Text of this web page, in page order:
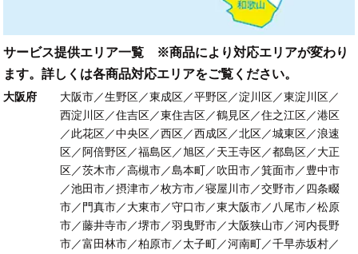
サービス提供エリア一覧 ※商品により対応エリアが変わり
ます。詳しくは各商品対応エリアをご覧ください。
大阪府
大阪市／生野区／東成区／平野区／淀川区／東淀川区／
西淀川区／住吉区／東住吉区／鶴見区／住之江区／港区
／此花区／中央区／西区／西成区／北区／城東区／浪速
区／阿倍野区／福島区／旭区／天王寺区／都島区／大正
区／茨木市／高槻市／島本町／吹田市／箕面市／豊中市
／池田市／摂津市／枚方市／寝屋川市／交野市／四条畷
市／門真市／大東市／守口市／東大阪市／八尾市／松原
市／藤井寺市／堺市／羽曳野市／大阪狭山市／河内長野
市／富田林市／柏原市／太子町／河南町／千早赤坂村／